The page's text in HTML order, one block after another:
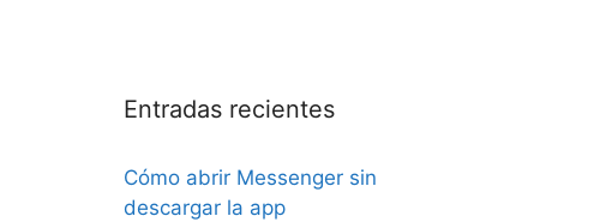
Entradas recientes
Cómo abrir Messenger sin
descargar la app